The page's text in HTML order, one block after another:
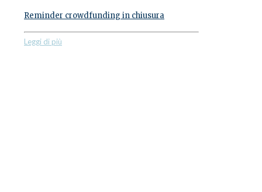
Reminder crowdfunding in chiusura
Leggi di più